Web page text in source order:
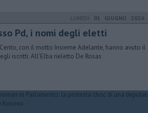
LUNEDÌ 01 GIUGNO 2026
Pd, i nomi degli eletti
con il motto Insieme Adelante, hanno avuto il
iscritti. All'Elba rieletto De Rosas